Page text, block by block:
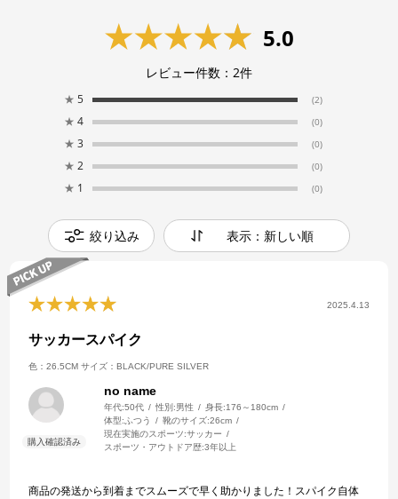
5.0
レビュー件数： 2件
★ 5 (2)
★ 4 (0)
★ 3 (0)
★ 2 (0)
★ 1 (0)
絞り込み 表示：新しい順
2025.4.13
サッカースパイク
色：26.5CM サイズ：BLACK/PURE SILVER
no name
年代:50代 性別:男性 身長:176～180cm
体型:ふつう 靴のサイズ:26cm
現在実施のスポーツ:サッカー
スポーツ・アウトドア歴:3年以上
商品の発送から到着までスムーズで早く助かりました！スパイク自体